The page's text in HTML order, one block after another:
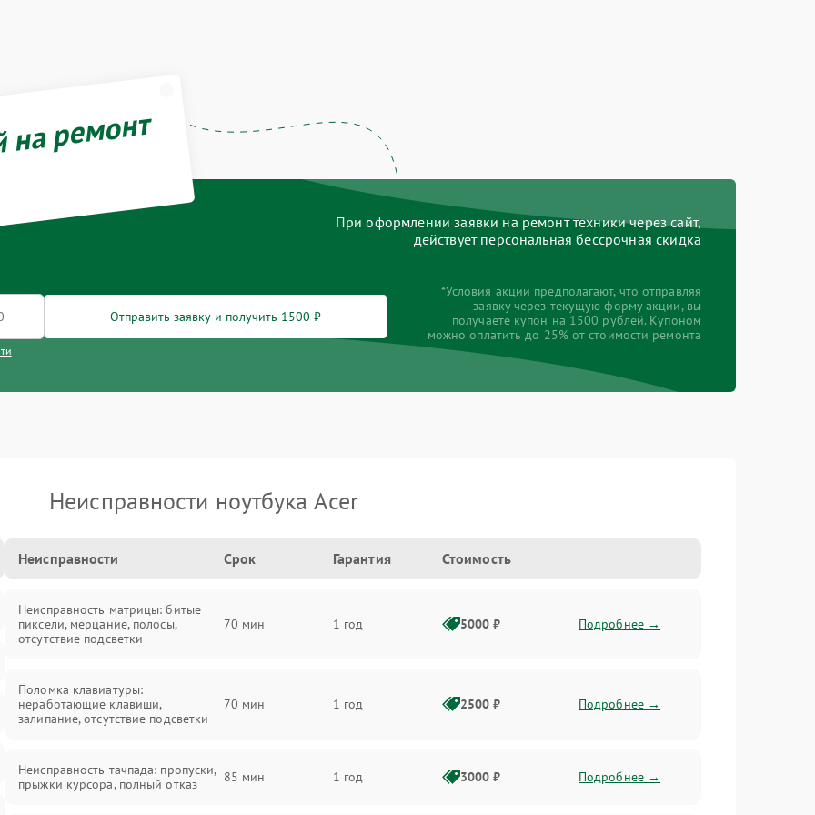
ремонт
При оформлении заявки на ремонт техники через сайт,
действует персональная бессрочная скидка
Отправить заявку и получить 1500 ₽
*Условия акции предполагают, что отправляя
заявку через текущую форму акции, вы
получаете купон на 1500 рублей. Купоном
можно оплатить до 25% от стоимости ремонта
Неисправности ноутбука Acer
Неисправности Срок Гарантия Стоимость
Неисправность матрицы: битые
пиксели, мерцание, полосы,
отсутствие подсветки
70 мин 1 год 5000 ₽ Подробнее →
Поломка клавиатуры:
неработающие клавиши,
залипание, отсутствие подсветки
70 мин 1 год 2500 ₽ Подробнее →
Неисправность тачпада: пропуски,
прыжки курсора, полный отказ
85 мин 1 год 3000 ₽ Подробнее →